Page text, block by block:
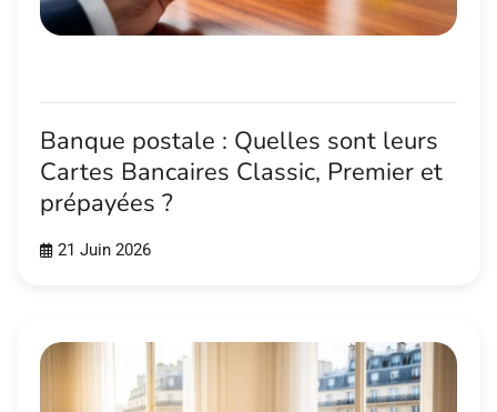
Banque postale : Quelles sont leurs
Cartes Bancaires Classic, Premier et
prépayées ?
21 Juin 2026